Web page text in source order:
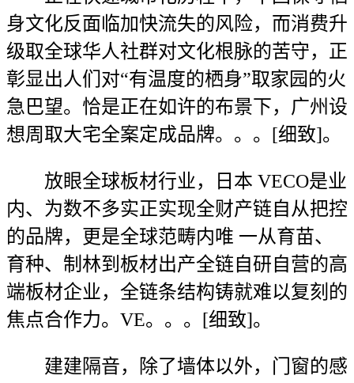
身文化反面临加快流失的风险，而消费升
级取全球华人社群对文化根脉的苦守，正
彰显出人们对“有温度的栖身”取家园的火
急巴望。恰是正在如许的布景下，广州设
想周取大宅全案定成品牌。。。[细致]。
放眼全球板材行业，日本 VECO是业
内、为数不多实正实现全财产链自从把控
的品牌，更是全球范畴内唯 一从育苗、
育种、制林到板材出产全链自研自营的高
端板材企业，全链条结构铸就难以复刻的
焦点合作力。VE。。。[细致]。
建建隔音，除了墙体以外，门窗的感